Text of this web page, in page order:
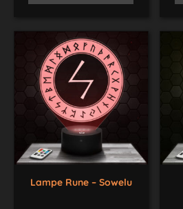
Lampe Rune – Sowelu